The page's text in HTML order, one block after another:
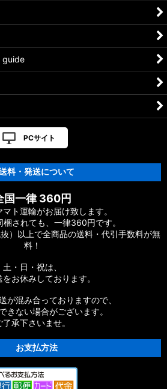
guide
PCサイト
料・発送について
国一律 360円
ト運輸がお届け致します。
梱されても、一律360円です。
）以上で全商品の送料・代引手数料が無
料！
土・日・祝は、
お休みしております。
が混み合っておりますので、
きない場合がございます。
了承下さいませ。
お支払方法